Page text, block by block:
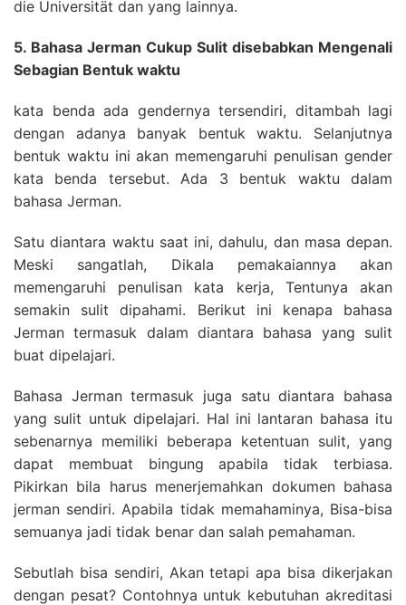
die Universität dan yang lainnya.
5. Bahasa Jerman Cukup Sulit disebabkan Mengenali
Sebagian Bentuk waktu
kata benda ada gendernya tersendiri, ditambah lagi
dengan adanya banyak bentuk waktu. Selanjutnya
bentuk waktu ini akan memengaruhi penulisan gender
kata benda tersebut. Ada 3 bentuk waktu dalam
bahasa Jerman.
Satu diantara waktu saat ini, dahulu, dan masa depan.
Meski sangatlah, Dikala pemakaiannya akan
memengaruhi penulisan kata kerja, Tentunya akan
semakin sulit dipahami. Berikut ini kenapa bahasa
Jerman termasuk dalam diantara bahasa yang sulit
buat dipelajari.
Bahasa Jerman termasuk juga satu diantara bahasa
yang sulit untuk dipelajari. Hal ini lantaran bahasa itu
sebenarnya memiliki beberapa ketentuan sulit, yang
dapat membuat bingung apabila tidak terbiasa.
Pikirkan bila harus menerjemahkan dokumen bahasa
jerman sendiri. Apabila tidak memahaminya, Bisa-bisa
semuanya jadi tidak benar dan salah pemahaman.
Sebutlah bisa sendiri, Akan tetapi apa bisa dikerjakan
dengan pesat? Contohnya untuk kebutuhan akreditasi